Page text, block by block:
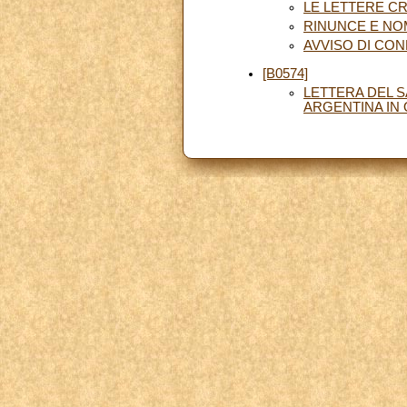
LE LETTERE
RINUNCE E
AVVISO DI
[B0574]
LETTERA DEL
ARGENTINA IN